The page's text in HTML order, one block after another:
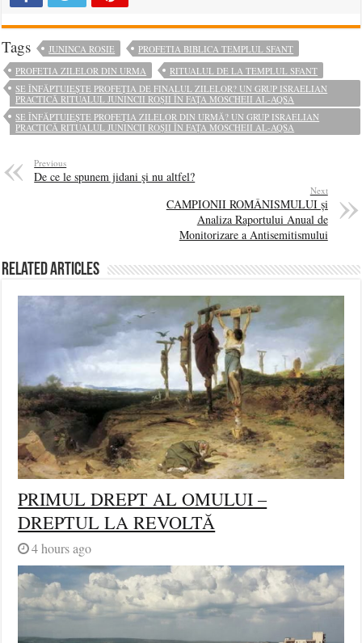
Tags JUNINCA ROSIE
PROFETIA BIBLICA TEMPLUL SFANT
PROFETIA ZILELOR DIN URMA
RITUALUL DE LA TEMPLUL SFANT
SE ÎNFĂPTUIEȘTE PROFEȚIA DE FINALUL ZILELOR? UN GRUP ISRAELIAN
PRACTICĂ RITUALUL JUNINCII ROȘII ÎN FAȚA MOSCHEII AL-AQSA
SE ÎNFĂPTUIEȘTE PROFEȚIA ZILELOR DIN URMĂ? UN GRUP ISRAELIAN
PRACTICĂ RITUALUL JUNINCII ROȘII ÎN FAȚA MOSCHEII AL-AQSA
Previous
De ce le spunem jidani şi nu altfel?
Next
CAMPIONII ROMÂNISMULUI și
Analiza Raportului Anual de
Monitorizare a Antisemitismului
Related Articles
PRIMUL DREPT AL OMULUI –
DREPTUL LA REVOLTĂ
4 hours ago